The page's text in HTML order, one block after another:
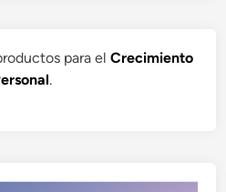
para el Crecimiento
.